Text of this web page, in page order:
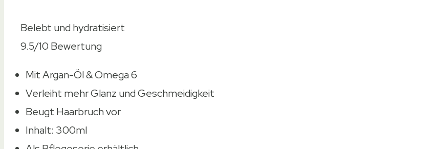
Belebt und hydratisiert
9.5/10 Bewertung
Mit Argan-Öl & Omega 6
Verleiht mehr Glanz und Geschmeidigkeit
Beugt Haarbruch vor
Inhalt: 300ml